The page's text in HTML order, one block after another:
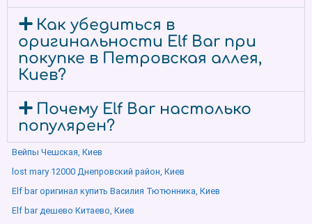
Как убедиться в
оригинальности Elf Bar при
покупке в Петровская аллея,
Киев?
Почему Elf Bar настолько
популярен?
Вейпы Чешская, Киев
lost mary 12000 Днепровский район, Киев
Elf bar оригинал купить Василия Тютюнника, Киев
Elf bar дешево Китаево, Киев